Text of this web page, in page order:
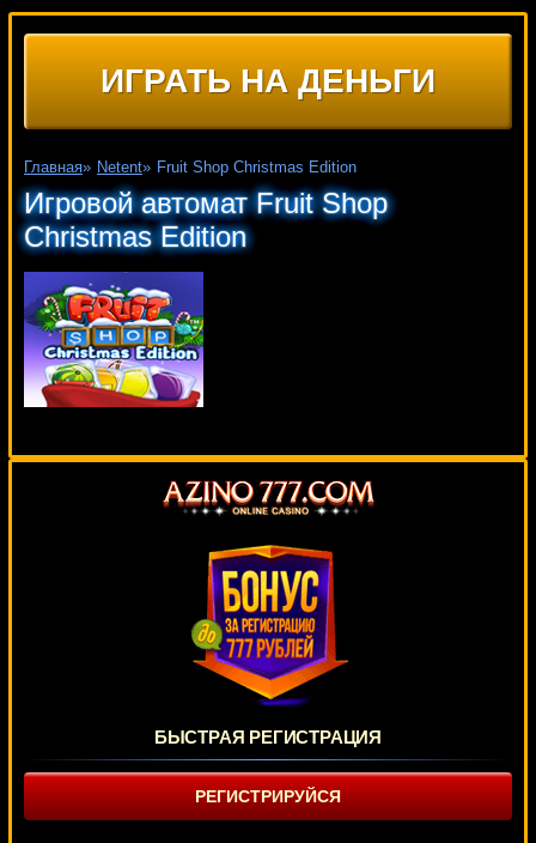
ИГРАТЬ НА ДЕНЬГИ
Главная» Netent» Fruit Shop Christmas Edition
Игровой автомат Fruit Shop
Christmas Edition
БЫСТРАЯ РЕГИСТРАЦИЯ
РЕГИСТРИРУЙСЯ